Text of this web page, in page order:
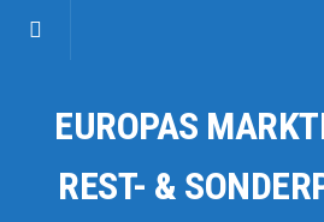
Kategorien
Auto & Motorrad
EUROPAS
REST- &